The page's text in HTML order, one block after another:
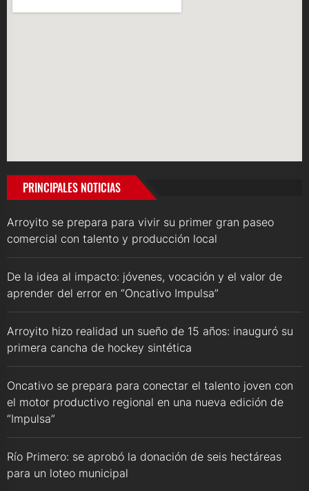
PRINCIPALES NOTICIAS
Arroyito se prepara para vivir su primer gran paseo
comercial con talento y producción local
De la idea al impacto: jóvenes, vocación y el valor de
aprender del error en “Oncativo Impulsa”
Arroyito hizo realidad un sueño de 15 años: inauguró su
primera cancha de hockey sintética
Oncativo se prepara para conectar el talento joven con
el motor productivo regional en una nueva edición de
“Impulsa”
Río Primero: se aprobó la donación de seis hectáreas
para un loteo municipal